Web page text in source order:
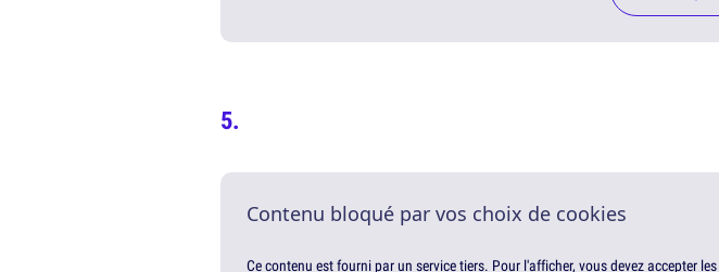
Contenu bloqué par vos choix de cookies
Ce contenu est fourni par un service tiers. Pour l'afficher, vous devez accepter